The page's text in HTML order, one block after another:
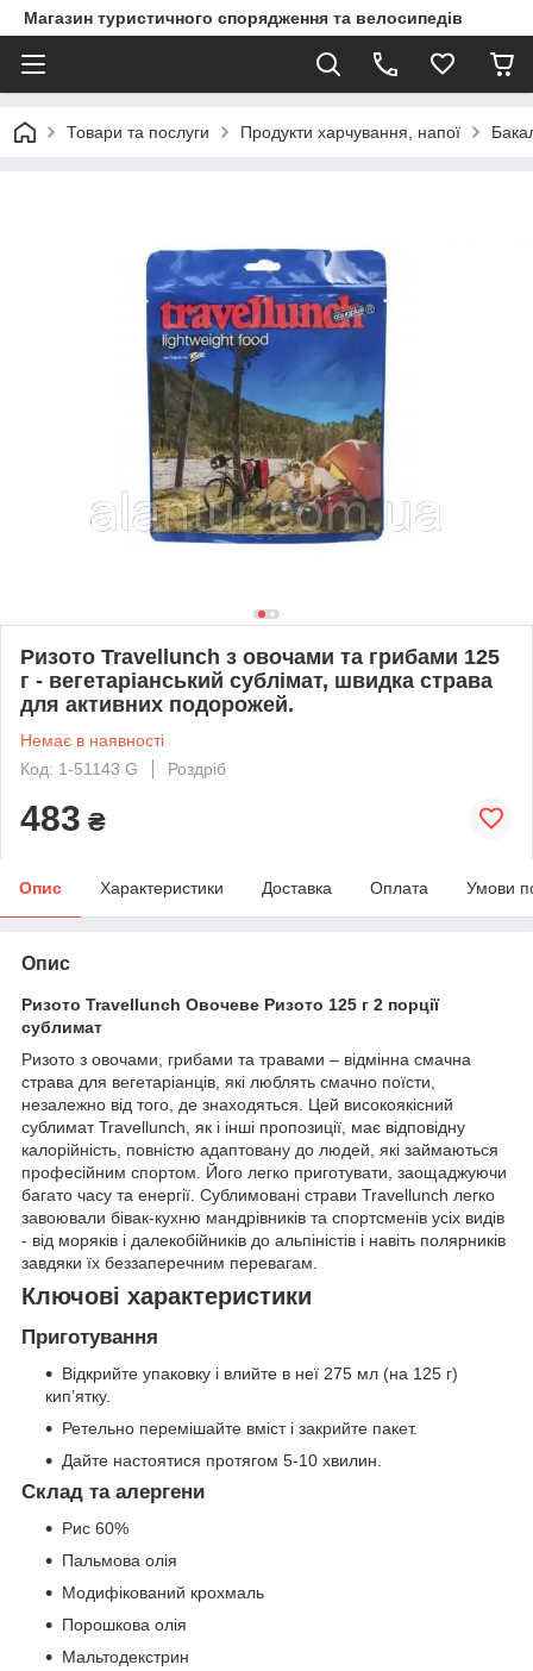
Магазин туристичного спорядження та велосипедів
Товари та послуги Продукти харчування, напої
Ризото Travellunch з овочами та грибами 125
г - вегетаріанський сублімат, швидка страва
для активних подорожей.
Немає в наявності
Код: 1-51143 G
Роздріб
483 ₴
Опис Характеристики Доставка Оплата Умови
Опис
Ризото Travellunch Овочеве Ризото 125 г 2 порції
сублимат
Ризото з овочами, грибами та травами – відмінна смачна
страва для вегетаріанців, які люблять смачно поїсти,
незалежно від того, де знаходяться. Цей високоякісний
сублимат Travellunch, як і інші пропозиції, має відповідну
калорійність, повністю адаптовану до людей, які займаються
професійним спортом. Його легко приготувати, заощаджуючи
багато часу та енергії. Сублимовані страви Travellunch легко
завоювали бівак-кухню мандрівників та спортсменів усіх видів
- від моряків і далекобійників до альпіністів і навіть полярників
завдяки їх беззаперечним перевагам.
Ключові характеристики
Приготування
Відкрийте упаковку і влийте в неї 275 мл (на 125 г)
кип’ятку.
Ретельно перемішайте вміст і закрийте пакет.
Дайте настоятися протягом 5-10 хвилин.
Склад та алергени
Рис 60%
Пальмова олія
Модифікований крохмаль
Порошкова олія
Мальтодекстрин